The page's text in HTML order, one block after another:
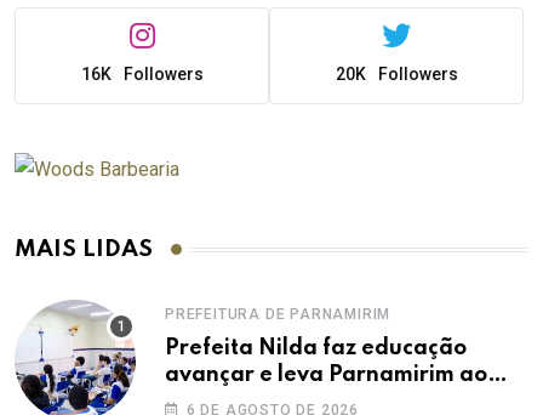
16K Followers 20K Followers
MAIS LIDAS
PREFEITURA DE PARNAMIRIM
Prefeita Nilda faz educação
avançar e leva Parnamirim ao
maior IDEB da história dos anos
6 DE AGOSTO DE 2026